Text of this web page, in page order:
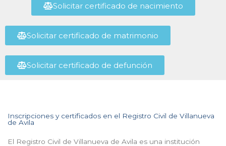
Solicitar certificado de nacimiento
Solicitar certificado de matrimonio
Solicitar certificado de defunción
Inscripciones y certificados en el Registro Civil de Villanueva
de Avila
El Registro Civil de Villanueva de Avila es una institución